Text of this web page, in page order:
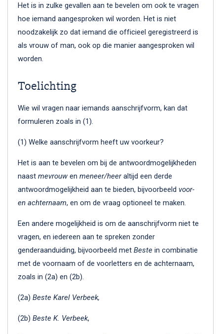
Het is in zulke gevallen aan te bevelen om ook te vragen
hoe iemand aangesproken wil worden. Het is niet
noodzakelijk zo dat iemand die officieel geregistreerd is
als vrouw of man, ook op die manier aangesproken wil
worden.
Toelichting
Wie wil vragen naar iemands aanschrijfvorm, kan dat
formuleren zoals in (1).
(1) Welke aanschrijfvorm heeft uw voorkeur?
Het is aan te bevelen om bij de antwoordmogelijkheden
naast mevrouw en meneer/heeraltijd een derde
antwoordmogelijkheid aan te bieden, bijvoorbeeld voor-
en achternaam, en om de vraag optioneel te maken.
Een andere mogelijkheid is om de aanschrijfvorm niet te
vragen, en iedereen aan te spreken zonder
genderaanduiding, bijvoorbeeld met Beste in combinatie
met de voornaam of de voorletters en de achternaam,
zoals in (2a) en (2b).
(2a) Beste Karel Verbeek,
(2b) Beste K. Verbeek,